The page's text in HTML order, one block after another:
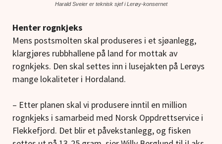
Harald Sveier er teknisk sjef i Lerøy-konsernet
Henter rognkjeks
Mens postsmolten skal produseres i et sjøanlegg,
klargjøres rubbhallene på land for mottak av
rognkjeks. Den skal settes inn i lusejakten på Lerøys
mange lokaliteter i Hordaland.
– Etter planen skal vi produsere inntil en million
rognkjeks i samarbeid med Norsk Oppdrettservice i
Flekkefjord. Det blir et påvekstanlegg, og fisken